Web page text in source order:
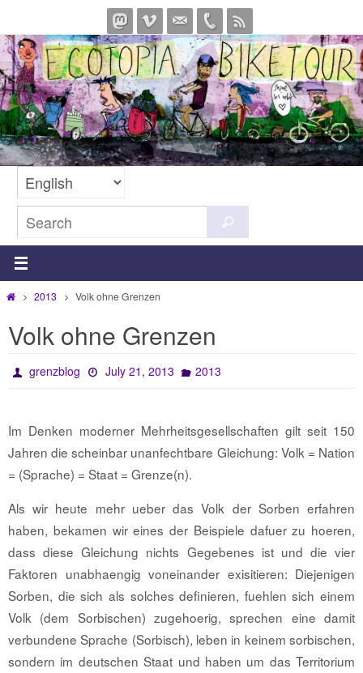
to
content
for:
Home2013 Volk ohne Grenzen
Volk ohne Grenzen
grenzblog July 21, 2013 2013
Im Denken moderner Mehrheitsgesellschaften gilt seit 150
Jahren die scheinbar unanfechtbare Gleichung: Volk = Nation
= (Sprache) = Staat = Grenze(n).
Als wir heute mehr ueber das Volk der Sorben erfahren
haben, bekamen wir eines der Beispiele dafuer zu hoeren,
dass diese Gleichung nichts Gegebenes ist und die vier
Faktoren unabhaengig voneinander exisitieren: Diejenigen
Sorben, die sich als solches definieren, fuehlen sich einem
Volk (dem Sorbischen) zugehoerig, sprechen eine damit
verbundene Sprache (Sorbisch), leben in keinem sorbischen,
sondern im deutschen Staat und haben um das Territorium